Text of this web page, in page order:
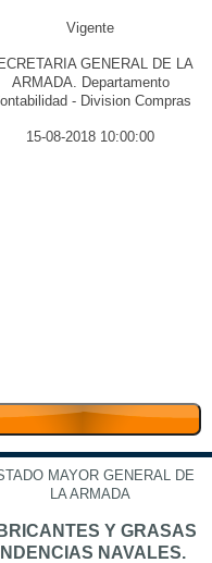
Vigente
GENERAL DE LA
ARMADA. Departamento
- Division Compras
15-08-2018 10:00:00
MAYOR GENERAL DE
LA ARMADA
Y GRASAS
NAVALES.